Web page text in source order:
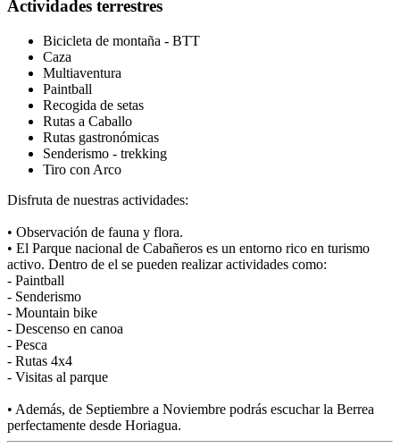
Actividades terrestres
Bicicleta de montaña - BTT
Caza
Multiaventura
Paintball
Recogida de setas
Rutas a Caballo
Rutas gastronómicas
Senderismo - trekking
Tiro con Arco
Disfruta de nuestras actividades:
• Observación de fauna y flora.
• El Parque nacional de Cabañeros es un entorno rico en turismo
activo. Dentro de el se pueden realizar actividades como:
- Paintball
- Senderismo
- Mountain bike
- Descenso en canoa
- Pesca
- Rutas 4x4
- Visitas al parque
• Además, de Septiembre a Noviembre podrás escuchar la Berrea
perfectamente desde Horiagua.